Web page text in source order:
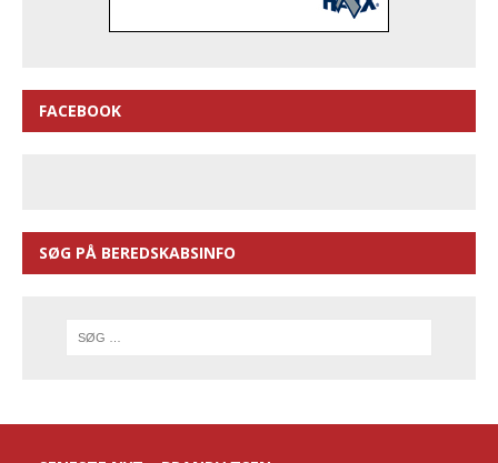
FACEBOOK
SØG PÅ BEREDSKABSINFO